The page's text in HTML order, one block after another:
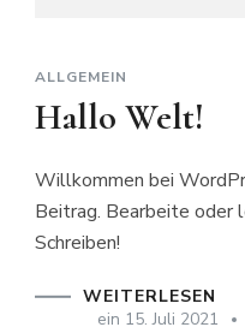
ALLGEMEIN
Hallo Welt!
Willkommen bei
Beitrag. Bearbeite oder
Schreiben!
WEITERLESEN
ein 15. Juli 2021